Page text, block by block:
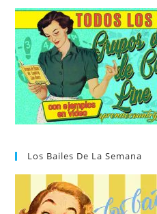
Los Bailes De La Semana